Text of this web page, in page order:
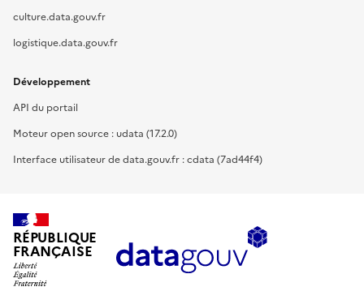
culture.data.gouv.fr
logistique.data.gouv.fr
Développement
API du portail
Moteur open source : udata (17.2.0)
Interface utilisateur de data.gouv.fr : cdata (7ad44f4)
RÉPUBLIQUE
FRANÇAISE